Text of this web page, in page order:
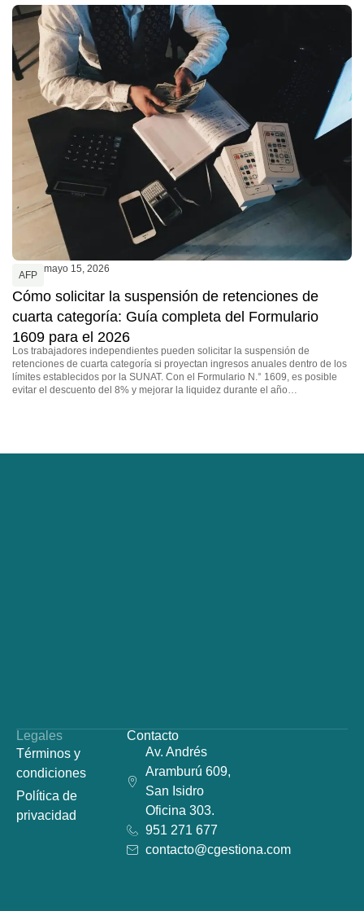
AFP
mayo 15, 2026
Cómo solicitar la suspensión de retenciones de
cuarta categoría: Guía completa del Formulario
1609 para el 2026
Los trabajadores independientes pueden solicitar la suspensión de
retenciones de cuarta categoría si proyectan ingresos anuales dentro de los
límites establecidos por la SUNAT. Con el Formulario N.° 1609, es posible
evitar el descuento del 8% y mejorar la liquidez durante el año…
Legales
Términos y
condiciones
Política de
privacidad
Contacto
Av. Andrés
Aramburú 609,
San Isidro
Oficina 303.
951 271 677
contacto@cgestiona.com